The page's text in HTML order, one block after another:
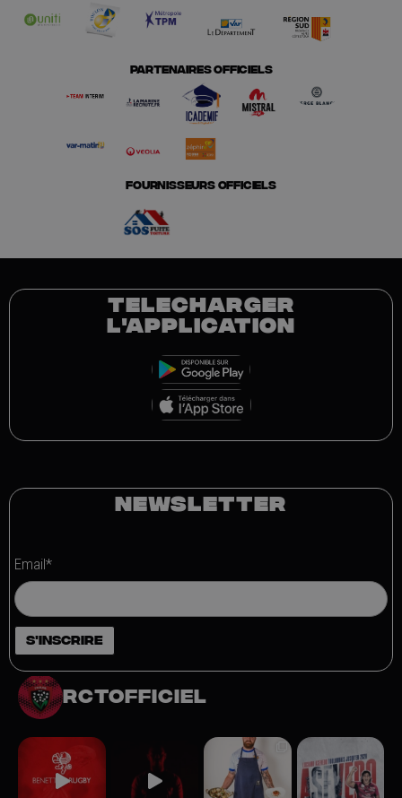
PARTENAIRES OFFICIELS
FOURNISSEURS OFFICIELS
TELECHARGER
L'APPLICATION
NEWSLETTER
Email*
rctofficiel